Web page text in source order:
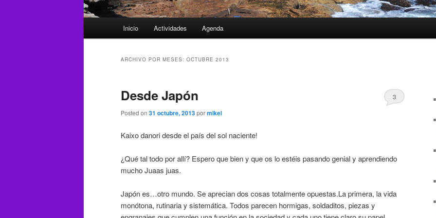
Inicio Actividades Agenda
ARCHIVO POR MESES: OCTUBRE 2013
Desde Japón
Posted on 31 octubre, 2013pormikel
3
Kaixo danori desde el país del sol naciente!
¿Qué tal todo por allí? Espero que bien y que os lo estéis pasando genial y aprendiendo
mucho Juaas juas.
Japón es…otro mundo. Se aprecian dos cosas totalmente opuestas.La primera, la vida
monótona, rutinaria y sistemática. Todos parecen hormigas, soldaditos, piezas y